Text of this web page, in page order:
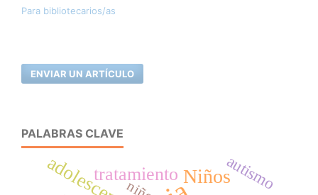
Para bibliotecarios/as
ENVIAR UN ARTÍCULO
PALABRAS CLAVE
Niños
tratamiento autismo